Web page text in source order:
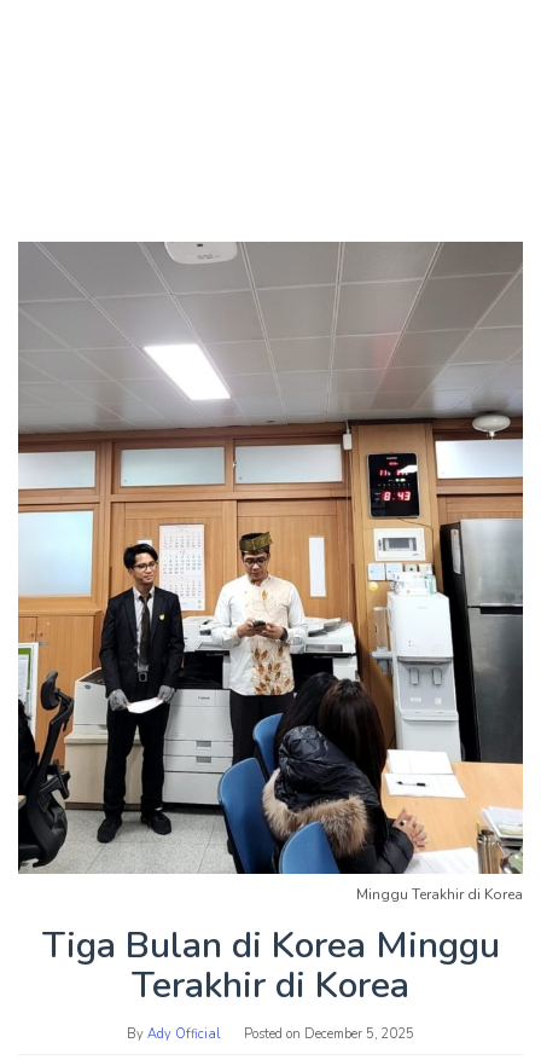
Minggu Terakhir di Korea
Tiga Bulan di Korea Minggu
Terakhir di Korea
By Ady Official Posted on December 5, 2025